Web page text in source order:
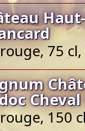
75
150